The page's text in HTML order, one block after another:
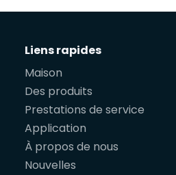
Liens rapides
Maison
Des produits
Prestations de service
Application
À propos de nous
Nouvelles